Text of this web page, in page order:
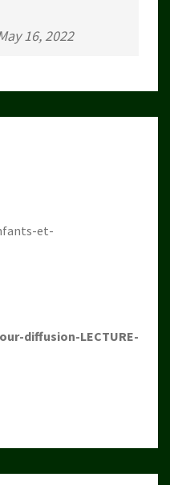
16, 2022
et-
diffusion-LECTURE-